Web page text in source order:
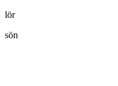
lör
sön